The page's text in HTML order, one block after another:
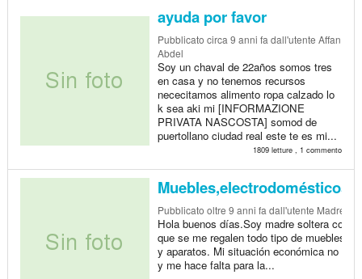
ayuda por favor
Pubblicato circa 9 anni fa dall'utente Affan
Abdel
Soy un chaval de 22años somos tres
en casa y no tenemos recursos
nececitamos alimento ropa calzado lo
k sea aki mi [INFORMAZIONE
PRIVATA NASCOSTA] somod de
puertollano ciudad real este te es mi...
1809 letture , 1 commento
Pubblicato oltre 9 anni fa dall'utente Madre
Hola buenos días.Soy madre soltera con
que se me regalen todo tipo de muebles,
y aparatos. Mi situación económica no me
y me hace falta para la...